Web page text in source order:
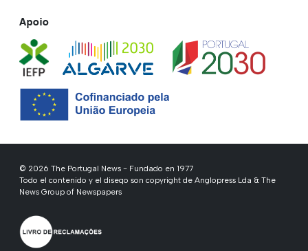
Apoio
© 2026 The Portugal News - Fundado en 1977
Todo el contenido y el diseqo son copyright de Anglopress Lda & The
News Group of Newspapers